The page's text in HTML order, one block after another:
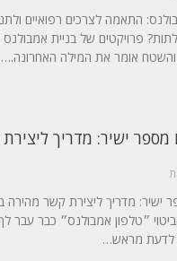
התאמה לצרכים רפואיים
פרויקטים של בניית
אומר את המילה האחרונה.…
מספר ישיר: מדריך
ישיר: מדריך ליצירת קשר מהירה
״טלפון אמבולנס״ כבר עבר
לדעת מראש…